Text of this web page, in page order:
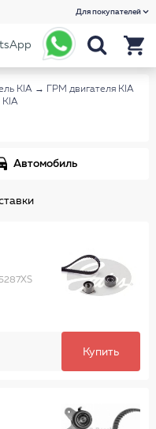
Для покупателей
KIA →
ГРМ двигателя KIA
KIA
Автомобиль
Купить